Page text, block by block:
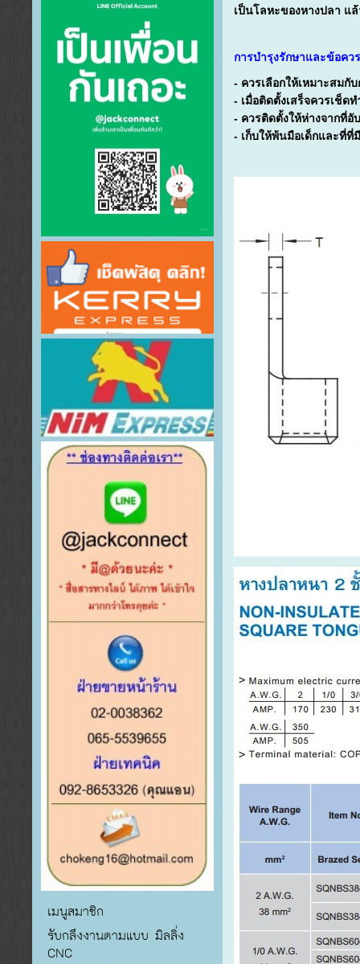
เมนูสมาชิก
รับกลึงงานตามแบบ มิลลิ่ง
CNC
เป็นโลหะของหางปลา แ
การบำรุงรักษาและข้อคว
- ควรเลือกให้เหมาะสมกั
- เมื่อติดตั้งเสร็จควรเช็ด
- ควรติดตั้งให้ห่างจากที่อั
- เก็บให้พ้นมือเด็กและที่ที่